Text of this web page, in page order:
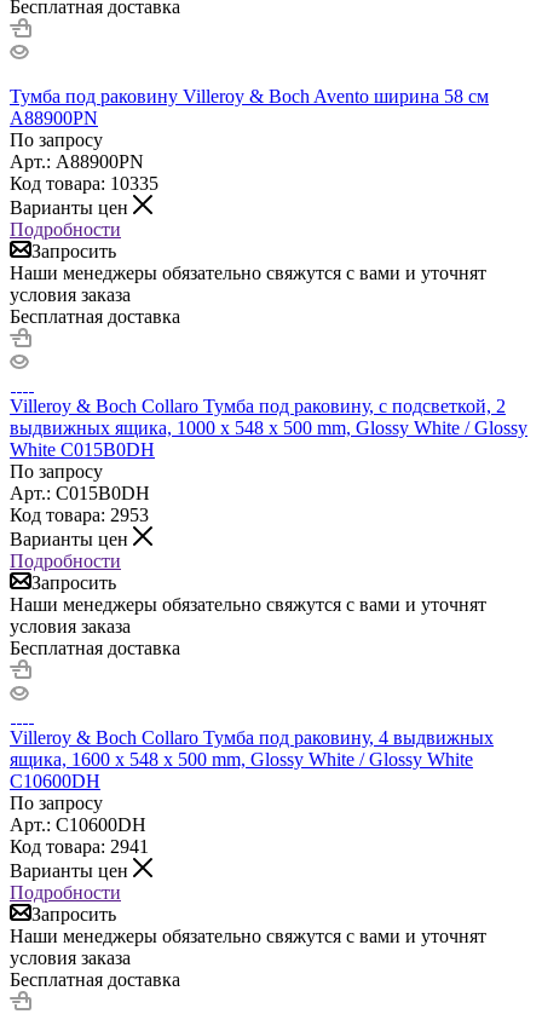
Бесплатная доставка
Тумба под раковину Villeroy & Boch Avento ширина 58 см
A88900PN
По запросу
Арт.: A88900PN
Код товара: 10335
Варианты цен
Подробности
Запросить
Наши менеджеры обязательно свяжутся с вами и уточнят
условия заказа
Бесплатная доставка
Villeroy & Boch Collaro Тумба под раковину, с подсветкой, 2
выдвижных ящика, 1000 x 548 x 500 mm, Glossy White / Glossy
White C015B0DH
По запросу
Арт.: C015B0DH
Код товара: 2953
Варианты цен
Подробности
Запросить
Наши менеджеры обязательно свяжутся с вами и уточнят
условия заказа
Бесплатная доставка
Villeroy & Boch Collaro Тумба под раковину, 4 выдвижных
ящика, 1600 x 548 x 500 mm, Glossy White / Glossy White
C10600DH
По запросу
Арт.: C10600DH
Код товара: 2941
Варианты цен
Подробности
Запросить
Наши менеджеры обязательно свяжутся с вами и уточнят
условия заказа
Бесплатная доставка